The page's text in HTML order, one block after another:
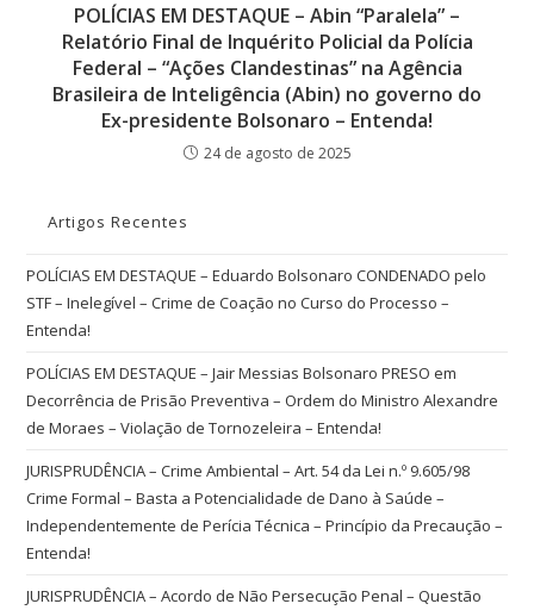
POLÍCIAS EM DESTAQUE – Abin “Paralela” –
Relatório Final de Inquérito Policial da Polícia
Federal – “Ações Clandestinas” na Agência
Brasileira de Inteligência (Abin) no governo do
Ex-presidente Bolsonaro – Entenda!
24 de agosto de 2025
Artigos Recentes
POLÍCIAS EM DESTAQUE – Eduardo Bolsonaro CONDENADO pelo
STF – Inelegível – Crime de Coação no Curso do Processo –
Entenda!
POLÍCIAS EM DESTAQUE – Jair Messias Bolsonaro PRESO em
Decorrência de Prisão Preventiva – Ordem do Ministro Alexandre
de Moraes – Violação de Tornozeleira – Entenda!
JURISPRUDÊNCIA – Crime Ambiental – Art. 54 da Lei n.º 9.605/98
Crime Formal – Basta a Potencialidade de Dano à Saúde –
Independentemente de Perícia Técnica – Princípio da Precaução –
Entenda!
JURISPRUDÊNCIA – Acordo de Não Persecução Penal – Questão